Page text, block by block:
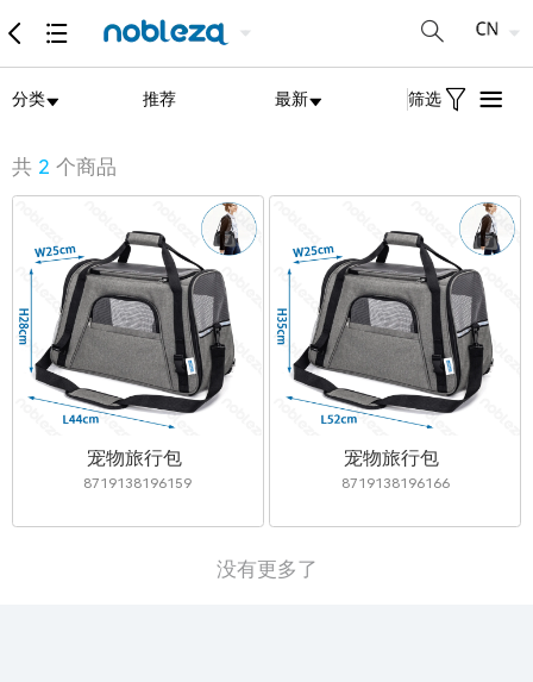
分类 推荐 最新 筛选
共 2 个商品
宠物旅行包
8719138196159
宠物旅行包
8719138196166
没有更多了